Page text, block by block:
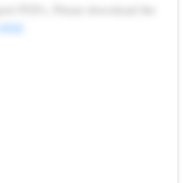
PDFs. Please download the